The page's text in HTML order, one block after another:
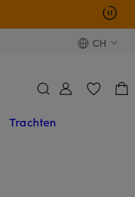
CH
Trachten